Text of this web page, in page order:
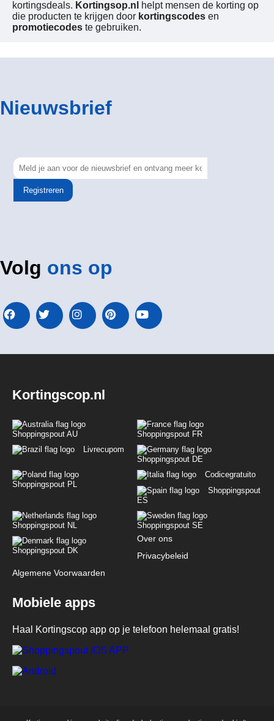
kortingsdeals. Kortingsop.nl
helpt mensen de korting op
die producten te krijgen door kortingscodes en
promotiecodes te gebruiken.
Nieuwsbrief
Registreren
Volg ons op
Kortingscop.nl
Shoppingspout AU
Shoppingspout FR
Livrecupom
Shoppingspout DE
Shoppingspout PL
Codicegratuito
Shoppingspout
ES
Shoppingspout NL Shoppingspout SE
Shoppingspout DK
Over ons
Privacybeleid
Algemene Voorwaarden
Mobiele apps
Haal Kortingscop app op je telefoon helemaal gratis!